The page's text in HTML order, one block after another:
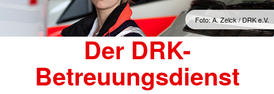
Foto: A. Zelck / DRK e.V.
Der DRK-
Betreuungsdienst